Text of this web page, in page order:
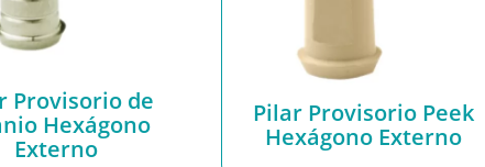
Provisorio de
Hexágono
Externo
Pilar Provisorio Peek
Hexágono Externo